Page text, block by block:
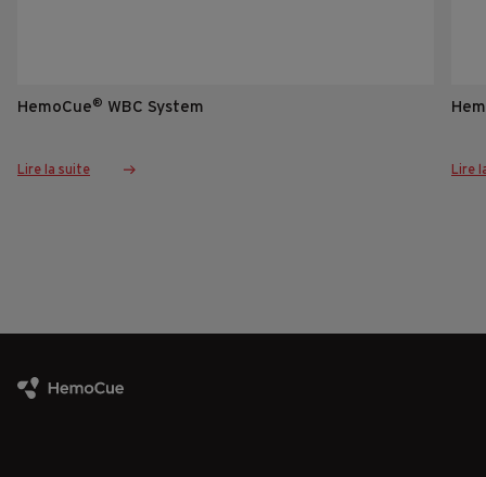
HemoCue® WBC System
Lire la suite Lire